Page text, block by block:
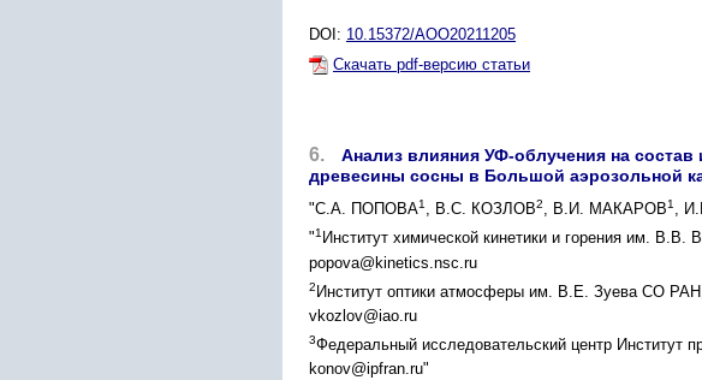
DOI: 10.15372/AOO20211205
Скачать pdf-версию статьи
6.
Анализ влияния УФ-облучения на
древесины сосны в Большой аэрозольной
"С.А. ПОПОВА1 , В.С. КОЗЛОВ2, В.И. МАКАРОВ1 ,
"1 Институт химической кинетики и горения им.
popova@kinetics.nsc.ru
2 Институт оптики атмосферы им. В.Е. Зуева СО
vkozlov@iao.ru
3Федеральный исследовательский центр Институт
konov@ipfran.ru"